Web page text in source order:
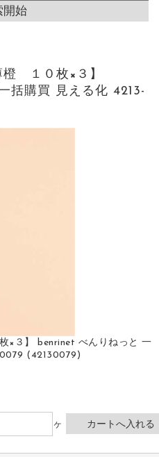
１０枚×３】
括購買 見える化 4213-
３】 benrinet べんりねっと 一
(42130079)
ヶ